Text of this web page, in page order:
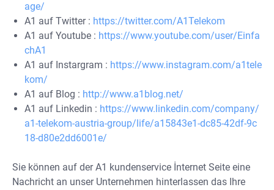
age/
A1 auf Twitter : https://twitter.com/A1Telekom
A1 auf Youtube : https://www.youtube.com/user/Einfa
chA1
A1 auf Instargram : https://www.instagram.com/a1tele
kom/
A1 auf Blog : http://www.a1blog.net/
A1 auf Linkedin : https://www.linkedin.com/company/
a1-telekom-austria-group/life/a15843e1-dc85-42df-9c
18-d80e2dd6001e/
Sie können auf der A1 kundenservice İnternet Seite eine
Nachricht an unser Unternehmen hinterlassen das Ihre